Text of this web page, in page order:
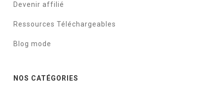
Devenir affilié
Ressources Téléchargeables
Blog mode
NOS CATÉGORIES